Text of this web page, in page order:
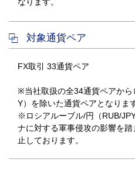
対象通貨ペア
FX取引 33通貨ペア
※当社取扱の全34通貨ペアか
Y）を除いた通貨ペアとなりま
※ロシアルーブル/円（RUB/
ナに対する軍事侵攻の影響を
止しております。